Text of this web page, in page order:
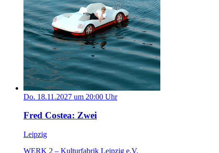
Do. 18.11.2027 um 20:00 Uhr
Fred Costea: Zwei
Leipzig
WERK 2 – Kulturfabrik Leipzig e.V.